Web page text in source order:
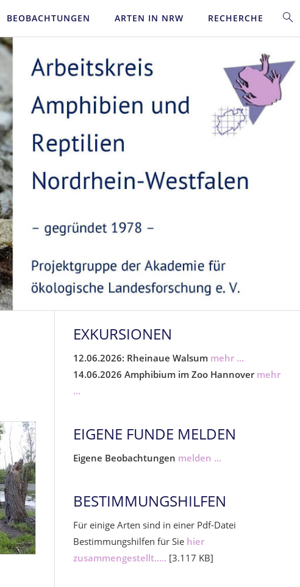
BEOBACHTUNGEN ARTEN IN NRW RECHERCHE
EXKURSIONEN
12.06.2026: Rheinaue Walsum mehr ...
14.06.2026 Amphibium im Zoo Hannover mehr
...
EIGENE FUNDE MELDEN
Eigene Beobachtungen melden ...
BESTIMMUNGSHILFEN
Für einige Arten sind in einer Pdf-Datei
Bestimmungshilfen für Sie hier
zusammengestellt..... [3.117 KB]